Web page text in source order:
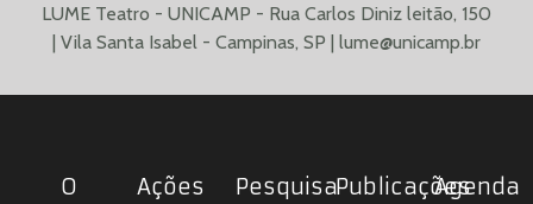
LUME Teatro - UNICAMP - Rua Carlos Diniz leitão, 150
| Vila Santa Isabel - Campinas, SP | lume@unicamp.br
O
Ações
PesquisaPublicaçõesAgenda